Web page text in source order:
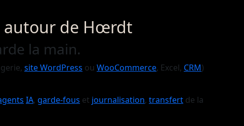
autour de Hœrdt
la main.
site WordPress ou WooCommerce, Excel, CRM)
IA, garde-fous et journalisation, transfert de la